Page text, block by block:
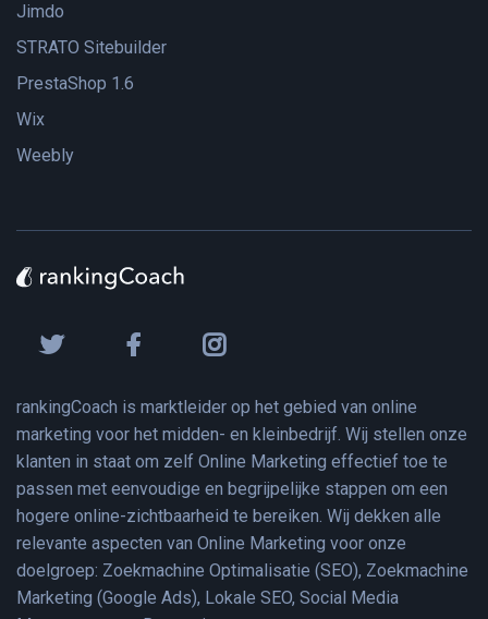
Jimdo
STRATO Sitebuilder
PrestaShop 1.6
Wix
Weebly
rankingCoach is marktleider op het gebied van online
marketing voor het midden- en kleinbedrijf. Wij stellen onze
klanten in staat om zelf Online Marketing effectief toe te
passen met eenvoudige en begrijpelijke stappen om een
hogere online-zichtbaarheid te bereiken. Wij dekken alle
relevante aspecten van Online Marketing voor onze
doelgroep: Zoekmachine Optimalisatie (SEO), Zoekmachine
Marketing (Google Ads), Lokale SEO, Social Media